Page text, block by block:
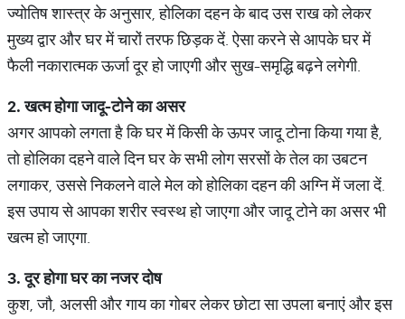
ज्योतिष शास्त्र के अनुसार, होलिका दहन के बाद उस राख को लेकर
मुख्य द्वार और घर में चारों तरफ छिड़क दें. ऐसा करने से आपके घर में
फैली नकारात्मक ऊर्जा दूर हो जाएगी और सुख-समृद्धि बढ़ने लगेगी.
2.खत्महोगाजादू-टोनेकाअसर
अगर आपको लगता है कि घर में किसी के ऊपर जादू टोना किया गया है,
तो होलिका दहने वाले दिन घर के सभी लोग सरसों के तेल का उबटन
लगाकर, उससे निकलने वाले मेल को होलिका दहन की अग्नि में जला दें.
इस उपाय से आपका शरीर स्वस्थ हो जाएगा और जादू टोने का असर भी
खत्म हो जाएगा.
3.दूरहोगाघरकानजरदोष
कुश, जौ, अलसी और गाय का गोबर लेकर छोटा सा उपला बनाएं और इस